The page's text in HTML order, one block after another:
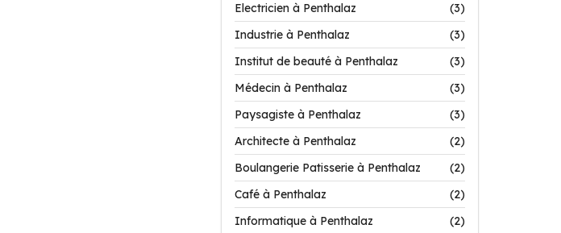
Electricien à Penthalaz
(3)
Industrie à Penthalaz
(3)
Institut de beauté à Penthalaz
(3)
Médecin à Penthalaz
(3)
Paysagiste à Penthalaz
(3)
Architecte à Penthalaz
(2)
Boulangerie Patisserie à Penthalaz
(2)
Café à Penthalaz
(2)
Informatique à Penthalaz
(2)